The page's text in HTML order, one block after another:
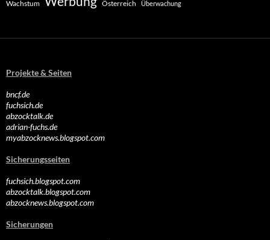
Wachstum Österreich Überwachung
Projekte & Seiten
bncf.de
fuchsich.de
abzocktalk.de
adrian-fuchs.de
myabzocknews.blogspot.com
Sicherungsseiten
fuchsich.blogspot.com
abzocktalk.blogspot.com
abzocknews.blogspot.com
Sicherungen